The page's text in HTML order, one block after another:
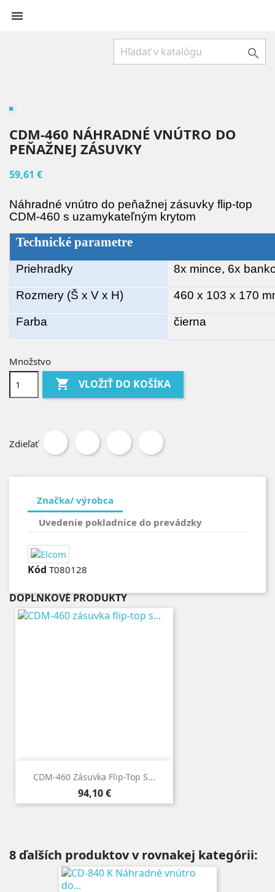


CDM-460 NÁHRADNÉ VNÚTRO DO
PEŇAŽNEJ ZÁSUVKY
59,61 €
Náhradné vnútro do peňažnej zásuvky flip-top
CDM-460 s uzamykateľným krytom
Technické parametre
Priehradky 8x mince, 6x
Rozmery (Š x V x H) 460 x 103 x 170
Farba čierna
Množstvo
 VLOŽIŤ DO KOŠÍKA
Zdieľať
Značka/ výrobca
Uvedenie pokladnice do prevádzky
Kód T080128
DOPLNKOVÉ PRODUKTY
CDM-460 Zásuvka Flip-Top S...
Cena
94,10 €
8 ďalších produktov v rovnakej kategórii: